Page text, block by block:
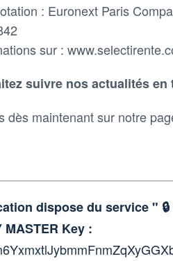
: Euronext Paris
sur :
suivre nos actualités en
dès maintenant sur notre
dispose du service "
MASTER Key :